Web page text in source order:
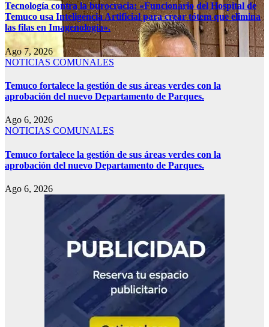
Tecnología contra la burocracia: «Funcionario del Hospital de
Temuco usa Inteligencia Artificial para crear tótem que elimina
las filas en Imagenología».
Ago 7, 2026
NOTICIAS COMUNALES
Temuco fortalece la gestión de sus áreas verdes con la
aprobación del nuevo Departamento de Parques.
Ago 6, 2026
NOTICIAS COMUNALES
Temuco fortalece la gestión de sus áreas verdes con la
aprobación del nuevo Departamento de Parques.
Ago 6, 2026